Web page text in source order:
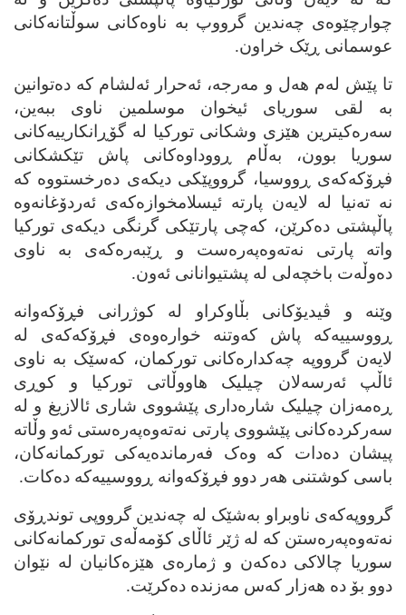
چوارچێوه‌ی چه‌ندین گرووپ به‌ ناوه‌کانی سوڵتانه‌کانی
عوسمانی ڕێک خراون.
تا پێش له‌م هه‌ل و مه‌رجه‌، ئه‌حرار ئه‌لشام که‌ ده‌توانین
به‌ لقی سوریای ئیخوان موسلمین ناوی ببه‌ین،
سه‌ره‌کیترین هێزی وشکانی تورکیا له‌ گۆڕانکارییه‌کانی
سوریا بوون، به‌ڵام ڕووداوه‌کانی پاش تێکشکانی
فڕۆکه‌که‌ی ڕووسیا، گرووپێکی دیکه‌ی ده‌رخستووه‌ که‌
نه‌ ته‌نیا له‌ لایه‌ن پارته‌ ئیسلامخوازه‌که‌ی ئه‌ردۆغانه‌وه‌
پاڵپشتی ده‌کرێن، که‌چی پارتێکی گرنگی دیکه‌ی تورکیا
واته‌ پارتی نه‌ته‌وه‌په‌ره‌ست و ڕێبه‌ره‌که‌ی به‌ ناوی
ده‌وڵه‌ت باخچه‌لی له‌ پشتیوانانی ئه‌ون.
وێنه‌ و ڤیدیۆکانی بڵاوکراو له‌ کوژرانی فڕۆکه‌وانه‌
ڕووسییه‌که‌ پاش که‌وتنه‌ خواره‌وه‌ی فڕۆکه‌که‌ی له‌
لایه‌ن گرووپه‌ چه‌کداره‌کانی تورکمان، که‌سێک به‌ ناوی
ئاڵپ ئه‌رسه‌لان چیلیک هاووڵاتی تورکیا و کوڕی
ڕه‌مه‌زان چیلیک شاره‌داری پێشووی شاری ئالازیغ و له‌
سه‌رکرده‌کانی پێشووی پارتی نه‌ته‌وه‌په‌ره‌ستی ئه‌و وڵاته‌
پیشان ده‌دات که‌ وه‌ک فه‌رمانده‌یه‌کی تورکمانه‌کان،
باسی کوشتنی هه‌ر دوو فڕۆکه‌وانه‌ ڕووسییه‌که‌ ده‌کات.
گرووپه‌که‌ی ناوبراو به‌شێک له‌ چه‌ندین گرووپی توندڕۆی
نه‌ته‌وه‌په‌ره‌ستن که‌ له‌ ژێر ئاڵای کۆمه‌ڵه‌ی تورکمانه‌کانی
سوریا چالاکی ده‌که‌ن و ژماره‌ی هێزه‌کانیان له‌ نێوان
دوو بۆ ده‌ هه‌زار که‌س مه‌زنده‌ ده‌کرێت.